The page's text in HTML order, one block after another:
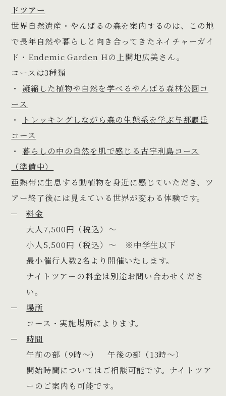
ドツアー
世界自然遺産・やんばるの森を案内するのは、この地
で長年自然や暮らしと向き合ってきたネイチャーガイ
ド・Endemic Garden Hの上開地広美さん。
コースは3種類
・ 凝縮した植物や自然を学べるやんばる森林公園コ
ース
・
トレッキングしながら森の生態系を学ぶ与那覇岳
コース
・ 暮らしの中の自然を肌で感じる古宇利島コース
（準備中）
亜熱帯に生息する動植物を身近に感じていただき、ツ
アー終了後には見えている世界が変わる体験です。
料金
大人7,500円（税込）〜
小人5,500円（税込）〜 ※中学生以下
最小催行人数2名より開催いたします。
ナイトツアーの料金は別途お問い合わせくださ
い。
場所
コース・実施場所によります。
時間
午前の部（9時〜） 午後の部（13時〜）
開始時間についてはご相談可能です。ナイトツア
ーのご案内も可能です。